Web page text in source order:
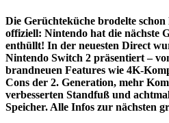
Die Gerüchteküche brodelte schon
offiziell: Nintendo hat die nächste
enthüllt! In der neuesten Direct
Nintendo Switch 2 präsentiert –
brandneuen Features wie 4K-
Cons der 2. Generation, mehr
verbesserten Standfuß und
Speicher. Alle Infos zur nächsten